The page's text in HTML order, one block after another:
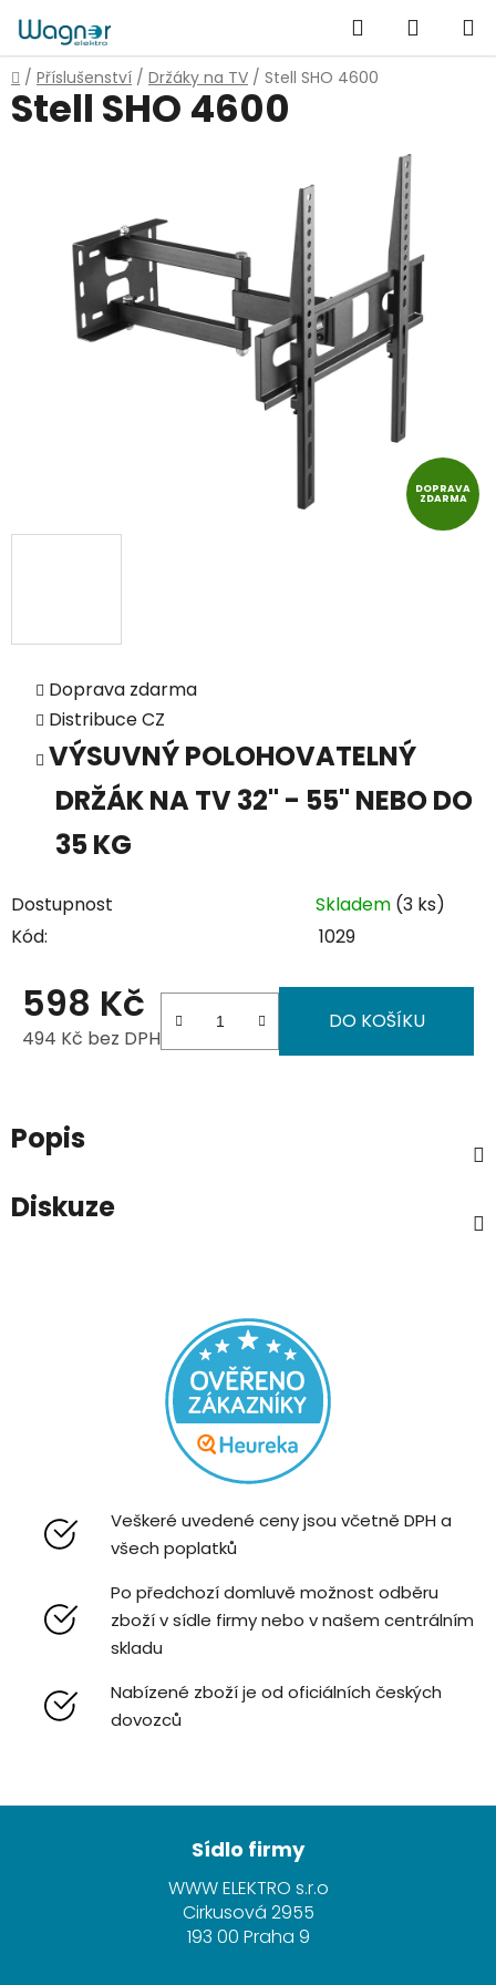
na
obsah
Hledat
KOŠÍK
Domů
/ Příslušenství / Držáky na TV / Stell SHO 4600
Doprava zdarma
Distribuce CZ
VÝSUVNÝ POLOHOVATELNÝ
DRŽÁK NA TV 32" - 55" NEBO DO
35 KG
Dostupnost Skladem (3 ks)
Kód:
1029
598 Kč
494 Kč bez DPH
DO KOŠÍKU
Stell SHO 4600
DOPRAVA
ZDARMA
Popis
Diskuze
Veškeré uvedené ceny jsou včetně DPH a
všech poplatků
Po předchozí domluvě možnost odběru
zboží v sídle firmy nebo v našem centrálním
skladu
Nabízené zboží je od oficiálních českých
dovozců
Z
Sídlo firmy
WWW ELEKTRO s.r.o
Cirkusová 2955
193 00 Praha 9